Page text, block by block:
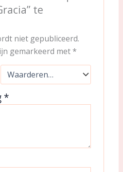
te
niet gepubliceerd.
gemarkeerd met *
*